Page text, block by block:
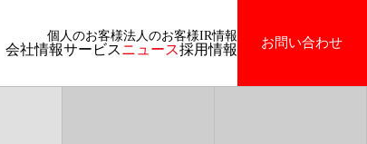
個人のお客様法人のお客様IR情報
会社情報サービスニュース採用情報 お問い合わせ